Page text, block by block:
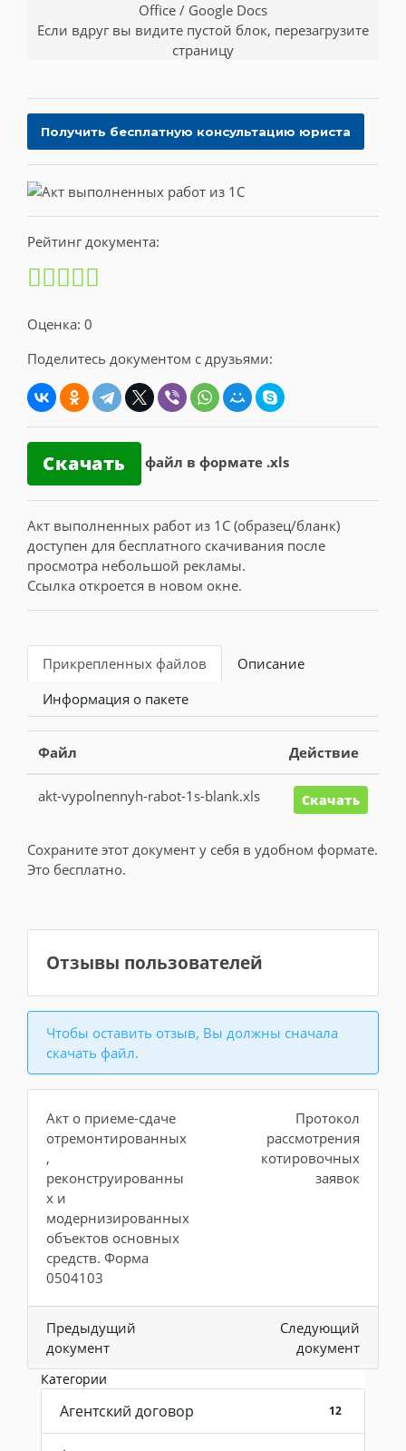
Office / Google Docs
Если вдруг вы видите пустой блок, перезагрузите
страницу
Рейтинг документа:
Оценка: 0
Поделитесь документом с друзьями:
Скачать файл в формате .xls
Акт выполненных работ из 1С (образец/бланк)
доступен для бесплатного скачивания после
просмотра небольшой рекламы.
Ссылка откроется в новом окне.
Прикрепленных файлов
Описание
Информация о пакете
Файл Действие
akt-vypolnennyh-rabot-1s-blank.xls Скачать
Сохраните этот документ у себя в удобном формате.
Это бесплатно.
Отзывы пользователей
Чтобы оставить отзыв, Вы должны сначала
скачать файл.
Акт о приеме-сдаче
отремонтированных
,
реконструированны
х и
модернизированных
объектов основных
средств. Форма
0504103
Протокол
рассмотрения
котировочных
заявок
Предыдущий
документ
Следующий
документ
Категории
Агентский договор 12